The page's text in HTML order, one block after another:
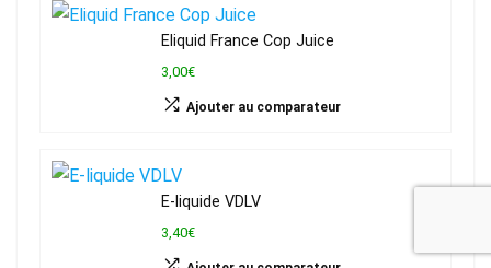
Eliquid France Cop Juice
3,00€
Ajouter au comparateur
E-liquide VDLV
3,40€